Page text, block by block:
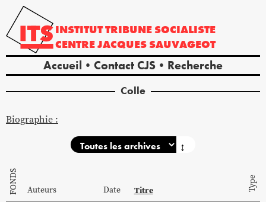
INSTITUTTRIBUNE SOCIALISTE
CENTREJACQUES SAUVAGEOT
Accueil Contact CJS Recherche
Colle
Biographie :
↕
FONDS Auteurs Date Titre Type